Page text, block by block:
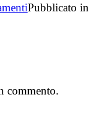
Pubblicato in
commento.